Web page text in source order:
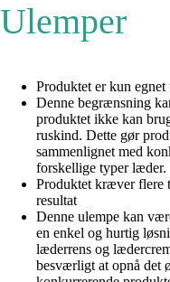
Ulemper
Produktet er kun
Denne begrænsning
produktet ikke kan
ruskind. Dette gør
sammenlignet med
forskellige typer læder.
Produktet kræver flere
resultat
Denne ulempe kan
en enkel og hurtig
læderrens og
besværligt at opnå det